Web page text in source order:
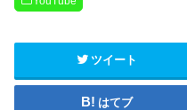
ツイート
はてブ